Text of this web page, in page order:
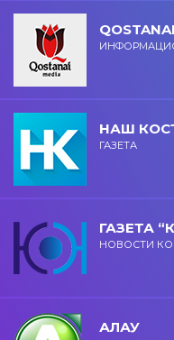
НАШ
ГАЗЕТА
ГАЗЕТА
НОВОСТИ
АЛАУ